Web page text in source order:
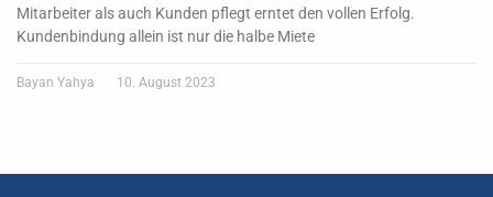
Mitarbeiter als auch Kunden pflegt erntet den vollen Erfolg.
Kundenbindung allein ist nur die halbe Miete
Bayan Yahya 10. August 2023